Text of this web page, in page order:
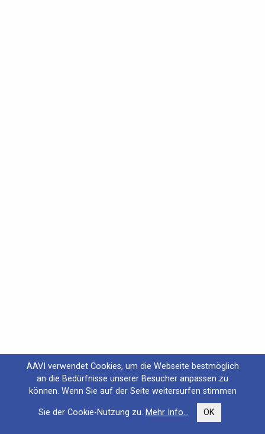
AAVI verwendet Cookies, um die Webseite bestmöglich
an die Bedürfnisse unserer Besucher anpassen zu
können. Wenn Sie auf der Seite weitersurfen stimmen
Sie der Cookie-Nutzung zu. Mehr Info... OK